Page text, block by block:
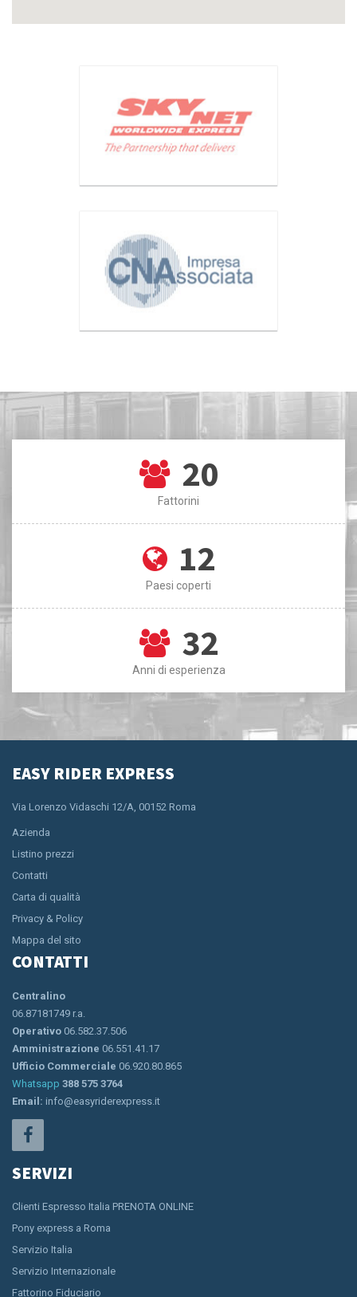
20
Fattorini
12
Paesi coperti
32
Anni di esperienza
EASY RIDER EXPRESS
Via Lorenzo Vidaschi 12/A, 00152 Roma
Azienda
Listino prezzi
Contatti
Carta di qualità
Privacy & Policy
Mappa del sito
CONTATTI
Centralino
06.87181749 r.a.
Operativo 06.582.37.506
Amministrazione 06.551.41.17
Ufficio Commerciale 06.920.80.865
Whatsapp 388 575 3764
Email: info@easyriderexpress.it
SERVIZI
Clienti Espresso Italia PRENOTA ONLINE
Pony express a Roma
Servizio Italia
Servizio Internazionale
Fattorino Fiduciario